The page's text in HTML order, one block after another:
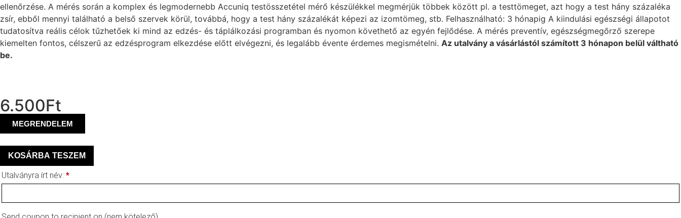
ellenőrzése. A mérés során a komplex és legmodernebb Accuniq testösszetétel mérő készülékkel megmérjük többek között pl. a testtömeget, azt hogy a test hány százaléka
zsír, ebből mennyi található a belső szervek körül, továbbá, hogy a test hány százalékát képezi az izomtömeg, stb. Felhasználható: 3 hónapig A kiindulási egészségi állapotot
tudatosítva reális célok tűzhetőek ki mind az edzés- és táplálkozási programban és nyomon követhető az egyén fejlődése. A mérés preventív, egészségmegőrző szerepe
kiemelten fontos, célszerű az edzésprogram elkezdése előtt elvégezni, és legalább évente érdemes megismételni. Az utalvány a vásárlástól számított 3 hónapon belül váltható
be.
6.500Ft
MEGRENDELEM
KOSÁRBA TESZEM
Utalványra írt név: *